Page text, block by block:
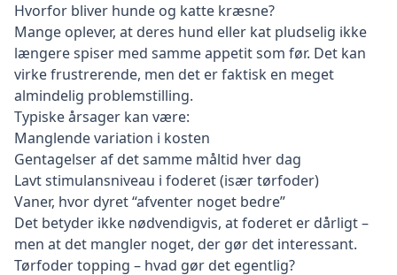
Hvorfor bliver hunde og katte kræsne?
Mange oplever, at deres hund eller kat pludselig ikke
længere spiser med samme appetit som før. Det kan
virke frustrerende, men det er faktisk en meget
almindelig problemstilling.
Typiske årsager kan være:
Manglende variation i kosten
Gentagelser af det samme måltid hver dag
Lavt stimulansniveau i foderet (især tørfoder)
Vaner, hvor dyret “afventer noget bedre”
Det betyder ikke nødvendigvis, at foderet er dårligt –
men at det mangler noget, der gør det interessant.
Tørfoder topping – hvad gør det egentlig?